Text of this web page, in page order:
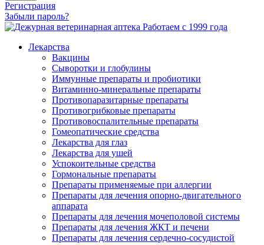
Регистрация
Забыли пароль?
Работаем с 1999 года
Лекарства
Вакцины
Сыворотки и глобулины
Иммунные препараты и пробиотики
Витаминно-минеральные препараты
Противопаразитарные препараты
Противогрибковые препараты
Противовоспалительные препараты
Гомеопатические средства
Лекарства для глаз
Лекарства для ушей
Успокоительные средства
Гормональные препараты
Препараты применяемые при аллергии
Препараты для лечения опорно-двигательного
аппарата
Препараты для лечения мочеполовой системы
Препараты для лечения ЖКТ и печени
Препараты для лечения сердечно-сосудистой